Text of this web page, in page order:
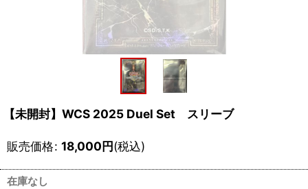
【未開封】WCS 2025 Duel Set スリーブ
販売価格: 18,000円(税込)
在庫なし